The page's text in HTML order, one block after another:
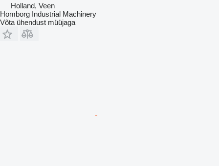
Holland, Veen
Homborg Industrial Machinery
Võta ühendust müüjaga